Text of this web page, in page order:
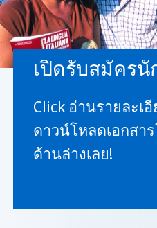
เปิดรับสมัครนั
Click อ่านรายละเ
ดาวน์โหลดเอกสา
ด้านล่างเลย!